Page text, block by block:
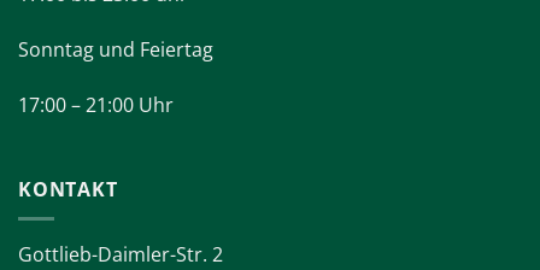
Donnerstag – Samstag
Sonntag und Feiertag
17:00 – 21:00 Uhr